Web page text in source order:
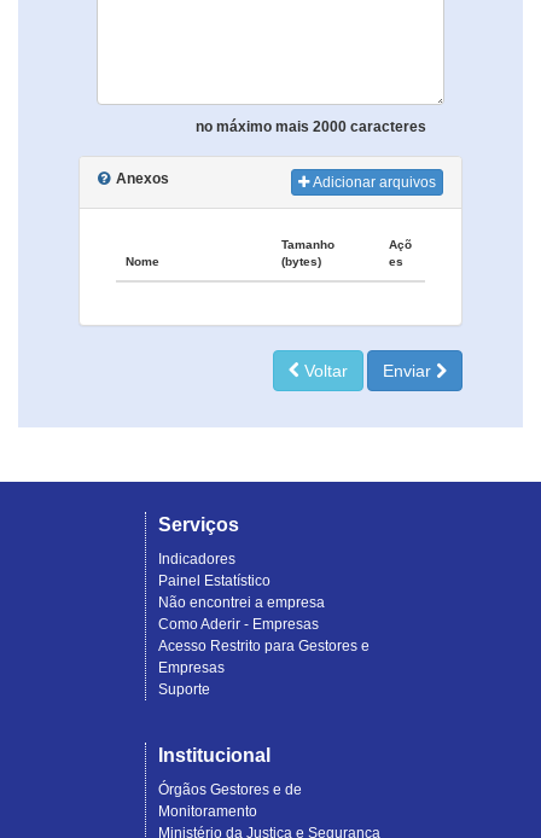
no máximo mais 2000 caracteres
Anexos Adicionar arquivos
Nome
Tamanho
(bytes)
Açõ
es
Voltar Enviar
Serviços
Indicadores
Painel Estatístico
Não encontrei a empresa
Como Aderir - Empresas
Acesso Restrito para Gestores e
Empresas
Suporte
Institucional
Órgãos Gestores e de
Monitoramento
Ministério da Justiça e Segurança